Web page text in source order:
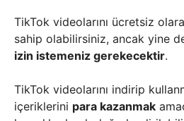
TikTok videolarını ücretsiz
sahip olabilirsiniz, ancak yine
izin istemeniz gerekecektir.
TikTok videolarını indirip
içeriklerini para kazanmak